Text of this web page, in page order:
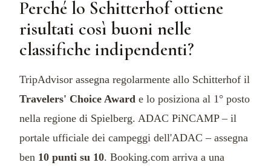
Perché lo Schitterhof ottiene
risultati così buoni nelle
classifiche indipendenti?
TripAdvisor assegna regolarmente allo Schitterhof il
Travelers' Choice Award e lo posiziona al 1° posto
nella regione di Spielberg. ADAC PiNCAMP – il
portale ufficiale dei campeggi dell'ADAC – assegna
ben 10 punti su 10. Booking.com arriva a una